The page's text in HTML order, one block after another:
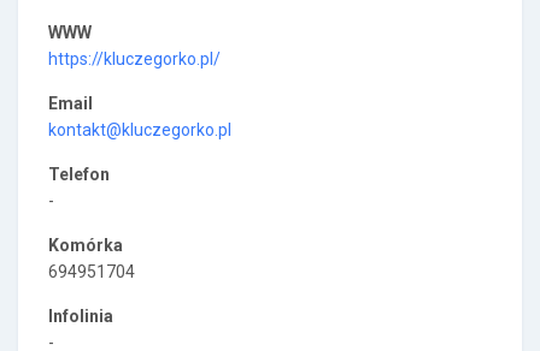
WWW
https://kluczegorko.pl/
Email
kontakt@kluczegorko.pl
Telefon
-
Komórka
694951704
Infolinia
-